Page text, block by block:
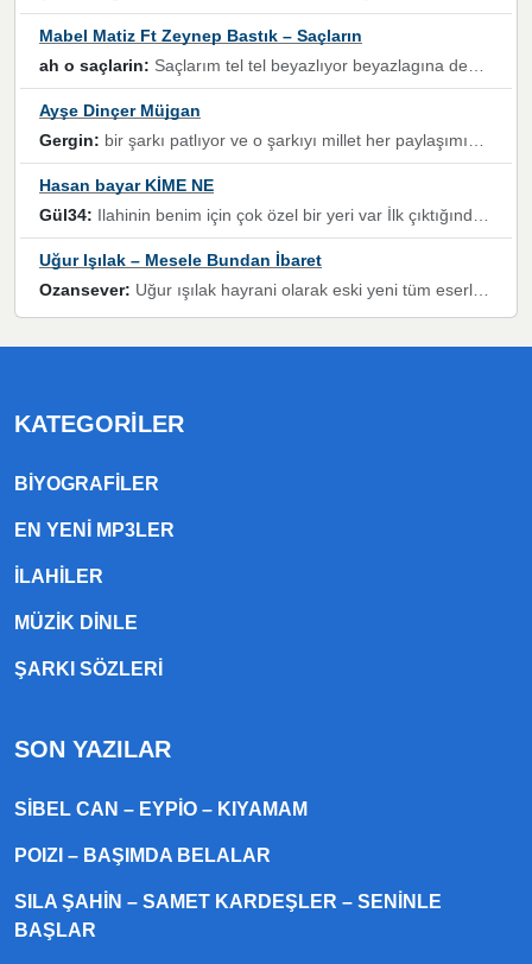
Mabel Matiz Ft Zeynep Bastık – Saçların
ah o saçlarin: Saçlarım tel tel beyazlıyor beyazlagına degil yanımda sen yoksun ona üzülüyorum günler bir bir geçiyor geçen günlere değil sensiz geçen günlere darılıyorum,Dinledikce asla kavusamayacagim ama asla unutamicagim sevdiğim adam için yanar içim
Ayşe Dinçer Müjgan
Gergin: bir şarkı patlıyor ve o şarkıyı millet her paylaşımın altına koyuyor ve öyle bir durum hal alıyor ki şarkıyı dinlemeden şarkıdan bikıyorsun Ama bu enteresan bir şekilde dillere dolanıyor millet olarak seviyoruz dertlerle boğuşurken bir yandan da göbek atmayi))) diyeceklerim bu kadar güzel hoş bir sayfa emeğinize sağlık arkadaşlar kolay gelsin
Hasan bayar KİME NE
Gül34: Ilahinin benim için çok özel bir yeri var İlk çıktığında komşum ne kadar yüksek sesle dinliyorsa orada duymuştum ve YouTube'dan aratıp Bu ilahiyi bulmuştum ve sonra müdavimi oldum günlük Ben de 3-5 kere dinleyip ezberleyip artık ilahiye bende eşlik ediyorum yüksek sesle Allah razı olsun hizmet nimettir Rabbim sizin zahmetlerinize de hayırlı nimetler versin Selam ve dua ile Allah'a emanet olun
Uğur Işılak – Mesele Bundan İbaret
Ozansever: Uğur ışılak hayrani olarak eski yeni tüm eserlerini keyifle huzurla dinleyenlerden birisiyim, emeğine saygı duyan gönül veren bunu en güzel şekilde sevenlerine ulaştıran siz değerli sayfa yöneticilerine de teşekkür ederim
KATEGORILER
BIYOGRAFILER
EN YENI MP3LER
ILAHILER
MÜZIK DINLE
ŞARKI SÖZLERI
SON YAZILAR
SIBEL CAN – EYPIO – KIYAMAM
POIZI – BAŞIMDA BELALAR
SILA ŞAHIN – SAMET KARDEŞLER – SENINLE
BAŞLAR